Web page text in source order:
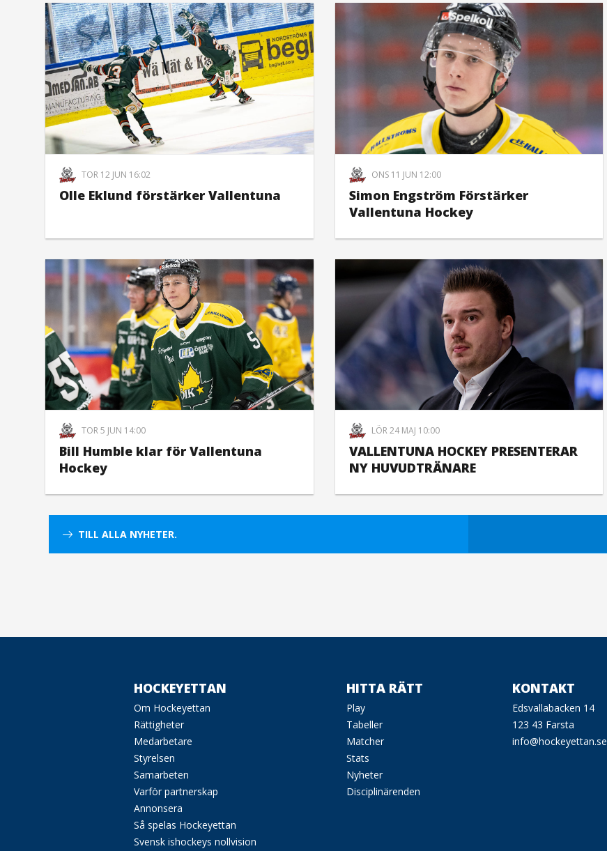
TOR 12 JUN 16:02
Olle Eklund förstärker Vallentuna
ONS 11 JUN 12:00
Simon Engström Förstärker
Vallentuna Hockey
TOR 5 JUN 14:00
Bill Humble klar för Vallentuna
Hockey
LÖR 24 MAJ 10:00
VALLENTUNA HOCKEY PRESENTERAR
NY HUVUDTRÄNARE
TILL ALLA NYHETER.
HOCKEYETTAN
Om Hockeyettan
Rättigheter
Medarbetare
Styrelsen
Samarbeten
Varför partnerskap
Annonsera
Så spelas Hockeyettan
Svensk ishockeys nollvision
HITTA RÄTT
Play
Tabeller
Matcher
Stats
Nyheter
Disciplinärenden
KONTAKT
Edsvallabacken 14
123 43 Farsta
info@hockeyettan.se